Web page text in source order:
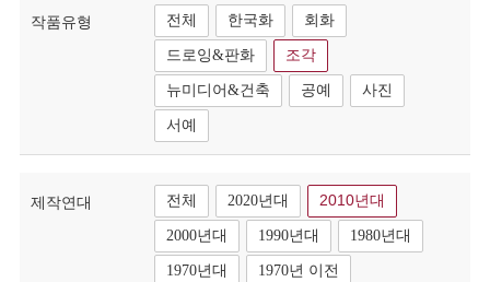
작품유형 전체 한국화 회화
드로잉&판화 조각
뉴미디어&건축 공예 사진
서예
제작연대 전체 2020년대 2010년대
2000년대 1990년대 1980년대
1970년대 1970년 이전